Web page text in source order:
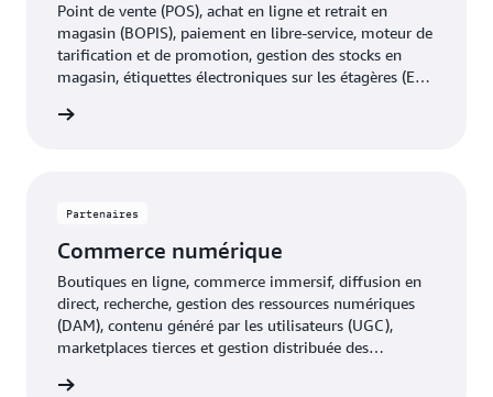
Point de vente (POS), achat en ligne et retrait en
magasin (BOPIS), paiement en libre-service, moteur de
tarification et de promotion, gestion des stocks en
magasin, étiquettes électroniques sur les étagères (ESL)
du magasin.
Partenaires
Commerce numérique
Boutiques en ligne, commerce immersif, diffusion en
direct, recherche, gestion des ressources numériques
(DAM), contenu généré par les utilisateurs (UGC),
marketplaces tierces et gestion distribuée des
numérique.